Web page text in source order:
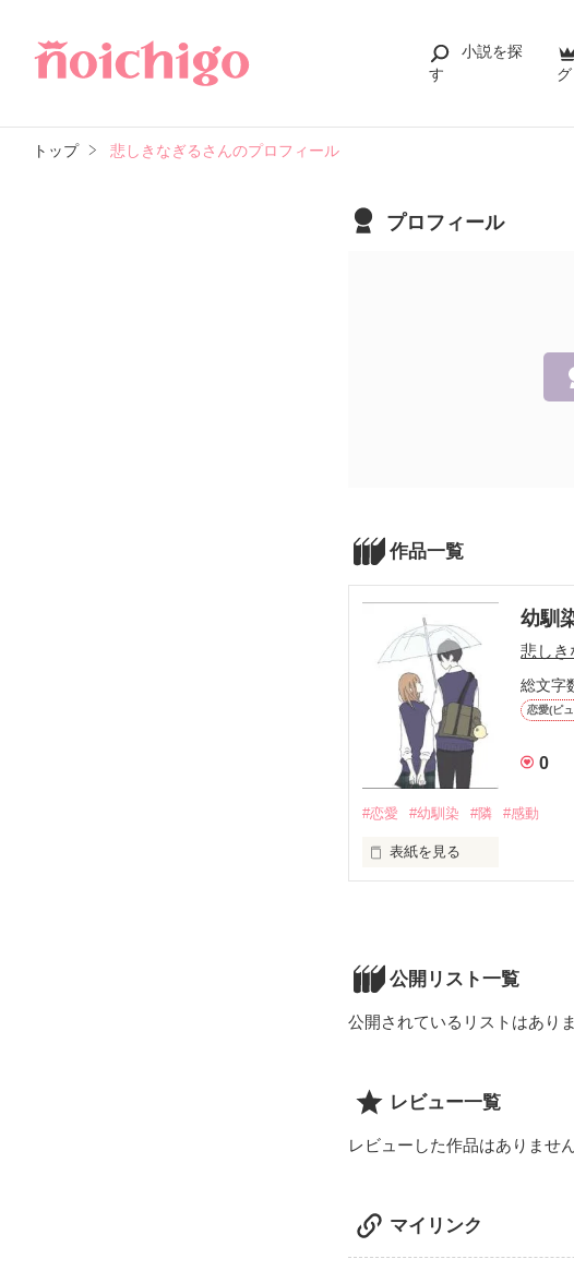
小説を探
す
グ
トップ 悲しきなぎるさんのプロフィール
プロフィール
作品一覧
幼馴
悲しき
総文字
恋愛(ピ
0
#恋愛 #幼馴染 #隣 #感動
表紙を見る
公開リスト一覧
公開されているリストはありま
レビュー一覧
レビューした作品はありません
マイリンク